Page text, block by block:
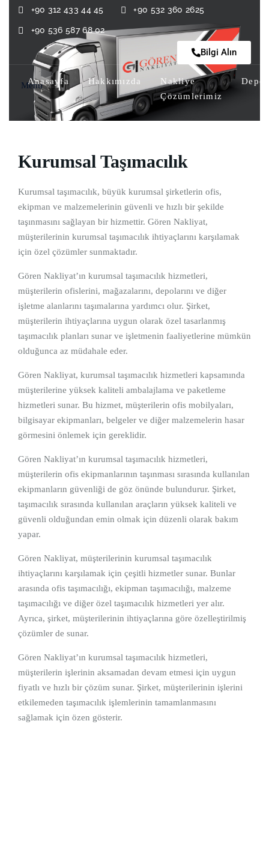
+90 312 433 44 45 +90 532 360 2625
+90 536 587 68 02
Bilgi Alın
Menu
Anasayfa Hakkımızda
Nakliye
Çözümlerimiz
Kurumsal Taşımacılık
Kurumsal taşımacılık, büyük kurumsal şirketlerin ofis,
ekipman ve malzemelerinin güvenli ve hızlı bir şekilde
taşınmasını sağlayan bir hizmettir. Gören Nakliyat,
müşterilerinin kurumsal taşımacılık ihtiyaçlarını karşılamak
için özel çözümler sunmaktadır.
Gören Nakliyat’ın kurumsal taşımacılık hizmetleri,
müşterilerin ofislerini, mağazalarını, depolarını ve diğer
işletme alanlarını taşımalarına yardımcı olur. Şirket,
müşterilerin ihtiyaçlarına uygun olarak özel tasarlanmış
taşımacılık planları sunar ve işletmenin faaliyetlerine mümkün
olduğunca az müdahale eder.
Gören Nakliyat, kurumsal taşımacılık hizmetleri kapsamında
müşterilerine yüksek kaliteli ambalajlama ve paketleme
hizmetleri sunar. Bu hizmet, müşterilerin ofis mobilyaları,
bilgisayar ekipmanları, belgeler ve diğer malzemelerin hasar
görmesini önlemek için gereklidir.
Gören Nakliyat’ın kurumsal taşımacılık hizmetleri,
müşterilerin ofis ekipmanlarının taşınması sırasında kullanılan
ekipmanların güvenliği de göz önünde bulundurur. Şirket,
taşımacılık sırasında kullanılan araçların yüksek kaliteli ve
güvenli olduğundan emin olmak için düzenli olarak bakım
yapar.
Gören Nakliyat, müşterilerinin kurumsal taşımacılık
ihtiyaçlarını karşılamak için çeşitli hizmetler sunar. Bunlar
arasında ofis taşımacılığı, ekipman taşımacılığı, malzeme
taşımacılığı ve diğer özel taşımacılık hizmetleri yer alır.
Ayrıca, şirket, müşterilerinin ihtiyaçlarına göre özelleştirilmiş
çözümler de sunar.
Gören Nakliyat’ın kurumsal taşımacılık hizmetleri,
müşterilerin işlerinin aksamadan devam etmesi için uygun
fiyatlı ve hızlı bir çözüm sunar. Şirket, müşterilerinin işlerini
etkilemeden taşımacılık işlemlerinin tamamlanmasını
sağlamak için özen gösterir.